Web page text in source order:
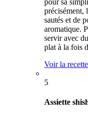
précisément,
sautés et de
aromatique.
servir avec
plat à la fois
Voir la recette
5
Assiette